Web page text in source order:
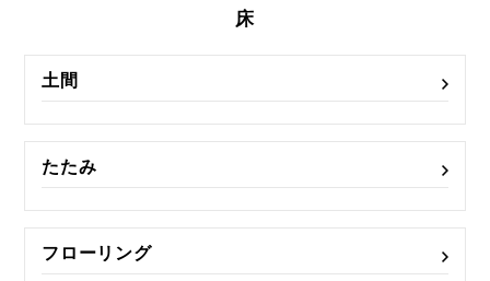
床
土間
たたみ
フローリング